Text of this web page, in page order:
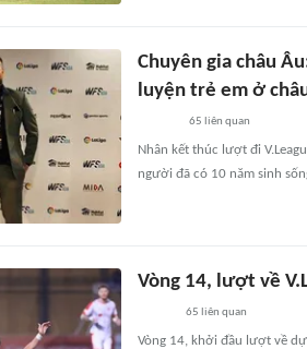
Chuyên gia châu
luyện trẻ em ở
65 liên quan
Nhân kết thúc lượt đi
người đã có 10 năm sinh
Vòng 14, lượt về
65 liên quan
Vòng 14, khởi đầu lượt về